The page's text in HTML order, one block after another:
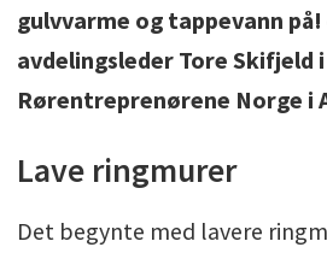
gulvvarme og tappevann
avdelingsleder Tore Skifjeld i
Rørentreprenørene Norge i
Lave ringmurer
Det begynte med lavere